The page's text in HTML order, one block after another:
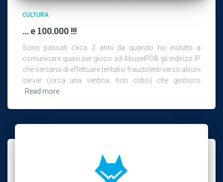
CULTURA
… e 100.000 !!!
Sono passati circa 2 anni da quando ho iniziato a
comunicare quasi per gioco ad AbuseIPDB gli indirizzi IP
che cercano di effettuare tentativi fraudolenti verso alcuni
server (circa una ventina, non critici) che gestisco
Read more